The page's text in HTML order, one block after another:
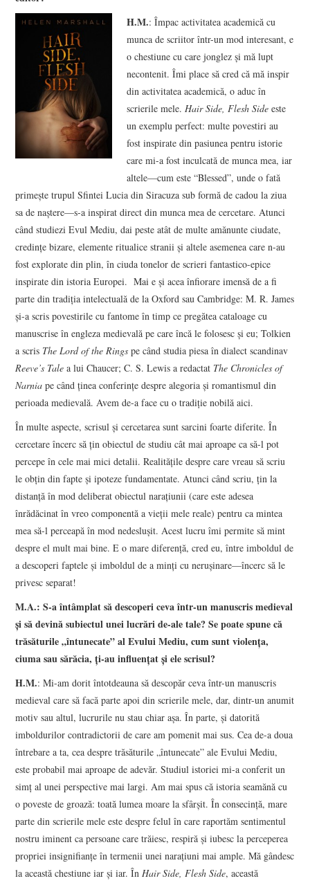
H.M.: Împac activitatea academică cu
munca de scriitor într-un mod interesant, e
o chestiune cu care jonglez şi mă lupt
necontenit. Îmi place să cred că mă inspir
din activitatea academică, o aduc în
scrierile mele.Hair Side, Flesh Side este
un exemplu perfect: multe povestiri au
fost inspirate din pasiunea pentru istorie
care mi-a fost inculcată de munca mea, iar
altele—cum este “Blessed”, unde o fată
primeşte trupul Sfintei Lucia din Siracuza sub formă de cadou la ziua
sa de naştere—s-a inspirat direct din munca mea de cercetare. Atunci
când studiezi Evul Mediu, dai peste atât de multe amănunte ciudate,
credinţe bizare, elemente ritualice stranii şi altele asemenea care n-au
fost explorate din plin, în ciuda tonelor de scrieri fantastico-epice
inspirate din istoria Europei. Mai e şi acea înfiorare imensă de a fi
parte din tradiţia intelectuală de la Oxford sau Cambridge: M. R. James
şi-a scris povestirile cu fantome în timp ce pregătea cataloage cu
manuscrise în engleza medievală pe care încă le folosesc şi eu; Tolkien
a scris The Lord of the Rings pe când studia piesa în dialect scandinav
Reeve’s Talea lui Chaucer; C. S. Lewis a redactat The Chronicles of
Narnia pe când ţinea conferinţe despre alegoria şi romantismul din
perioada medievală. Avem de-a face cu o tradiţie nobilă aici.
În multe aspecte, scrisul şi cercetarea sunt sarcini foarte diferite. În
cercetare încerc să ţin obiectul de studiu cât mai aproape ca să-l pot
percepe în cele mai mici detalii. Realităţile despre care vreau să scriu
le obţin din fapte şi ipoteze fundamentate. Atunci când scriu, ţin la
distanţă în mod deliberat obiectul naraţiunii (care este adesea
înrădăcinat în vreo componentă a vieţii mele reale) pentru ca mintea
mea să-l perceapă în mod nedesluşit. Acest lucru îmi permite să mint
despre el mult mai bine. E o mare diferenţă, cred eu, între imboldul de
a descoperi faptele şi imboldul de a minţi cu neruşinare—încerc să le
privesc separat!
M.A.: S-a întâmplat să descoperi ceva într-un manuscris medieval
şi să devină subiectul unei lucrări de-ale tale? Se poate spune că
trăsăturile „întunecate” al Evului Mediu, cum sunt violenţa,
ciuma sau sărăcia, ţi-au influenţat şi ele scrisul?
H.M.: Mi-am dorit întotdeauna să descopăr ceva într-un manuscris
medieval care să facă parte apoi din scrierile mele, dar, dintr-un anumit
motiv sau altul, lucrurile nu stau chiar aşa. În parte, şi datorită
imboldurilor contradictorii de care am pomenit mai sus. Cea de-a doua
întrebare a ta, cea despre trăsăturile „întunecate” ale Evului Mediu,
este probabil mai aproape de adevăr. Studiul istoriei mi-a conferit un
simţ al unei perspective mai largi. Am mai spus că istoria seamănă cu
o poveste de groază: toată lumea moare la sfârşit. În consecinţă, mare
parte din scrierile mele este despre felul în care raportăm sentimentul
nostru iminent ca persoane care trăiesc, respiră şi iubesc la perceperea
propriei insignifianţe în termenii unei naraţiuni mai ample. Mă gândesc
la această chestiune iar şi iar. ÎnHair Side, Flesh Side, această